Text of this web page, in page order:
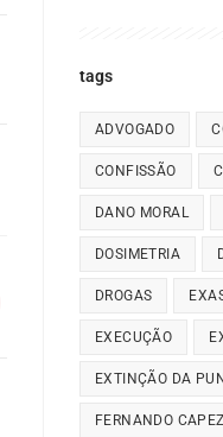
tags
ADVOGADO
CONFISSÃO
DANO MORAL
DOSIMETRIA
DROGAS
EXECUÇÃO
EXTINÇÃO DA
FERNANDO CAPEZ